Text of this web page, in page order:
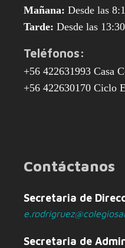
Mañana: Desde las
Tarde: Desde las
Teléfonos:
+56 422631993 Casa
+56 422630170 Ciclo
Contáctanos
Secretaria de
Secretaria de